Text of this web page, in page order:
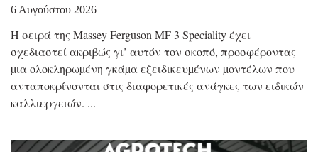
6 Αυγούστου 2026
Η σειρά της Massey Ferguson MF 3 Speciality έχει
σχεδιαστεί ακριβώς γι’ αυτόν τον σκοπό, προσφέροντας
µια ολοκληρωµένη γκάµα εξειδικευµένων µοντέλων που
ανταποκρίνονται στις διαφορετικές ανάγκες των ειδικών
καλλιεργειών.